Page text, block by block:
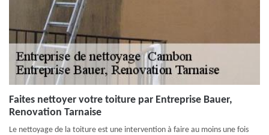
Faites nettoyer votre toiture par Entreprise Bauer,
Renovation Tarnaise
Le nettoyage de la toiture est une intervention à faire au moins une fois